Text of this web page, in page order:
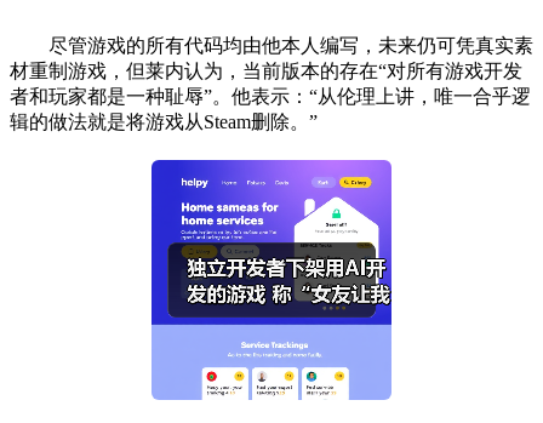
尽管游戏的所有代码均由他本人编写，未来仍可凭真实素
材重制游戏，但莱内认为，当前版本的存在“对所有游戏开发
者和玩家都是一种耻辱”。他表示：“从伦理上讲，唯一合乎逻
辑的做法就是将游戏从Steam删除。”